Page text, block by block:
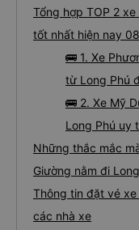
Tổng hợp TOP 2
tốt nhất hiện nay
🚌 1. Xe
từ Long Phú
🚌 2. Xe Mỹ
Long Phú uy
Những thắc mắc
Giường nằm đi
Thông tin đặt vé xe
các nhà xe